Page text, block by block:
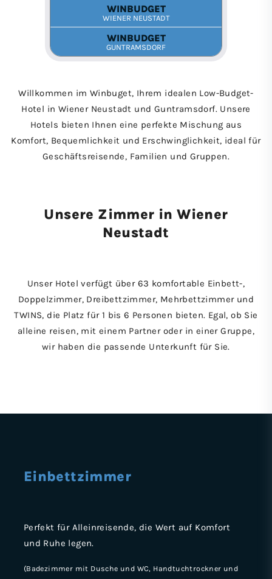
Willkommen im Winbuget, Ihrem idealen Low-Budget-
Hotel in Wiener Neustadt und Guntramsdorf. Unsere
Hotels bieten Ihnen eine perfekte Mischung aus
Komfort, Bequemlichkeit und Erschwinglichkeit, ideal für
Geschäftsreisende, Familien und Gruppen.
Unsere Zimmer in Wiener
Neustadt
Unser Hotel verfügt über 63 komfortable Einbett-,
Doppelzimmer, Dreibettzimmer, Mehrbettzimmer und
TWINS, die Platz für 1 bis 6 Personen bieten. Egal, ob Sie
alleine reisen, mit einem Partner oder in einer Gruppe,
wir haben die passende Unterkunft für Sie.
Einbettzimmer
Perfekt für Alleinreisende, die Wert auf Komfort
und Ruhe legen.
(Badezimmer mit Dusche und WC, Handtuchtrockner und